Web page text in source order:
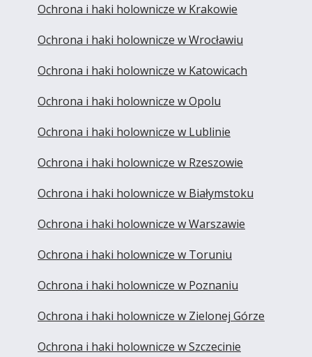
Ochrona i haki holownicze w Krakowie
Ochrona i haki holownicze w Wrocławiu
Ochrona i haki holownicze w Katowicach
Ochrona i haki holownicze w Opolu
Ochrona i haki holownicze w Lublinie
Ochrona i haki holownicze w Rzeszowie
Ochrona i haki holownicze w Białymstoku
Ochrona i haki holownicze w Warszawie
Ochrona i haki holownicze w Toruniu
Ochrona i haki holownicze w Poznaniu
Ochrona i haki holownicze w Zielonej Górze
Ochrona i haki holownicze w Szczecinie